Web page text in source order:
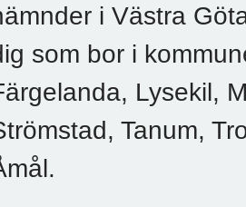
i Västra
som bor i
Lysekil,
Tanum,